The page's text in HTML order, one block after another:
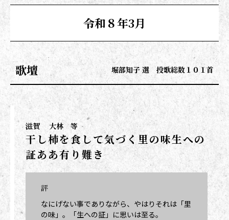
令和８年3月
歌壇 堀部知子 選 投歌総数１０１首
滋賀 大林 等
干し柿を食して気づく里の味生への
証ああ有り難き
評
なにげない事でありながら、やはりそれは「里
の味」。「生への証」に思いは至る。